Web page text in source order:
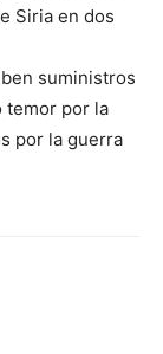
Siria en dos
suministros
temor por la
por la guerra